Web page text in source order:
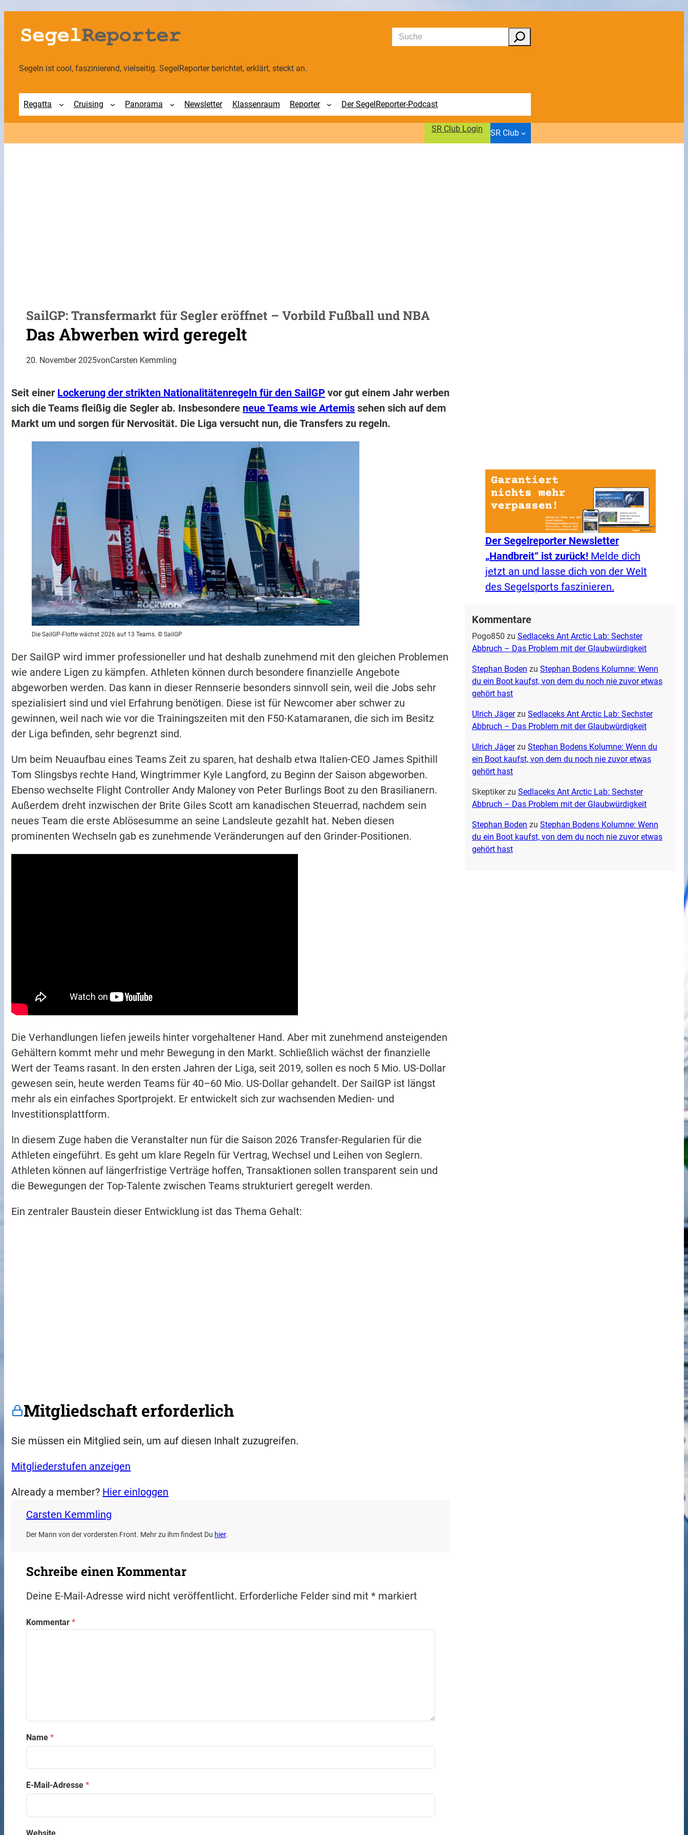
Zum
Inhalt
springen
Suchen
Segeln ist cool, faszinierend, vielseitig. SegelReporter berichtet, erklärt, steckt an.
Regatta Cruising Panorama Newsletter Klassenraum Reporter Der SegelReporter-Podcast
SR Club Login SR Club
SailGP: Transfermarkt für Segler eröffnet – Vorbild Fußball und NBA
Das Abwerben wird geregelt
20. November 2025vonCarsten Kemmling
Seit einer Lockerung der strikten Nationalitätenregeln für den SailGP vor gut einem Jahr werben
sich die Teams fleißig die Segler ab. Insbesondere neue Teams wie Artemis sehen sich auf dem
Markt um und sorgen für Nervosität. Die Liga versucht nun, die Transfers zu regeln.
Die SailGP-Flotte wächst 2026 auf 13 Teams. © SailGP
Der SailGP wird immer professioneller und hat deshalb zunehmend mit den gleichen Problemen
wie andere Ligen zu kämpfen. Athleten können durch besondere finanzielle Angebote
abgeworben werden. Das kann in dieser Rennserie besonders sinnvoll sein, weil die Jobs sehr
spezialisiert sind und viel Erfahrung benötigen. Diese ist für Newcomer aber schwer zu
gewinnen, weil nach wie vor die Trainingszeiten mit den F50-Katamaranen, die sich im Besitz
der Liga befinden, sehr begrenzt sind.
Um beim Neuaufbau eines Teams Zeit zu sparen, hat deshalb etwa Italien-CEO James Spithill
Tom Slingsbys rechte Hand, Wingtrimmer Kyle Langford, zu Beginn der Saison abgeworben.
Ebenso wechselte Flight Controller Andy Maloney von Peter Burlings Boot zu den Brasilianern.
Außerdem dreht inzwischen der Brite Giles Scott am kanadischen Steuerrad, nachdem sein
neues Team die erste Ablösesumme an seine Landsleute gezahlt hat. Neben diesen
prominenten Wechseln gab es zunehmende Veränderungen auf den Grinder-Positionen.
Die Verhandlungen liefen jeweils hinter vorgehaltener Hand. Aber mit zunehmend ansteigenden
Gehältern kommt mehr und mehr Bewegung in den Markt. Schließlich wächst der finanzielle
Wert der Teams rasant. In den ersten Jahren der Liga, seit 2019, sollen es noch 5 Mio. US-Dollar
gewesen sein, heute werden Teams für 40–60 Mio. US-Dollar gehandelt. Der SailGP ist längst
mehr als ein einfaches Sportprojekt. Er entwickelt sich zur wachsenden Medien- und
Investitionsplattform.
In diesem Zuge haben die Veranstalter nun für die Saison 2026 Transfer-Regularien für die
Athleten eingeführt. Es geht um klare Regeln für Vertrag, Wechsel und Leihen von Seglern.
Athleten können auf längerfristige Verträge hoffen, Transaktionen sollen transparent sein und
die Bewegungen der Top-Talente zwischen Teams strukturiert geregelt werden.
Ein zentraler Baustein dieser Entwicklung ist das Thema Gehalt:
Mitgliedschaft erforderlich
Sie müssen ein Mitglied sein, um auf diesen Inhalt zuzugreifen.
Mitgliederstufen anzeigen
Already a member? Hier einloggen
Carsten Kemmling
Der Mann von der vordersten Front. Mehr zu ihm findest Du hier.
Schreibe einen Kommentar
Deine E-Mail-Adresse wird nicht veröffentlicht. Erforderliche Felder sind mit* markiert
Kommentar*
Name*
E-Mail-Adresse*
Der Segelreporter Newsletter
„Handbreit“ ist zurück!Melde dich
jetzt an und lasse dich von der Welt
des Segelsports faszinieren.
Kommentare
Pogo850 zu Sedlaceks Ant Arctic Lab: Sechster
Abbruch – Das Problem mit der Glaubwürdigkeit
Stephan Boden zu Stephan Bodens Kolumne: Wenn
du ein Boot kaufst, von dem du noch nie zuvor etwas
gehört hast
Ulrich Jägerzu Sedlaceks Ant Arctic Lab: Sechster
Abbruch – Das Problem mit der Glaubwürdigkeit
Ulrich Jägerzu Stephan Bodens Kolumne: Wenn du
ein Boot kaufst, von dem du noch nie zuvor etwas
gehört hast
Skeptikerzu Sedlaceks Ant Arctic Lab: Sechster
Abbruch – Das Problem mit der Glaubwürdigkeit
Stephan Boden zu Stephan Bodens Kolumne: Wenn
du ein Boot kaufst, von dem du noch nie zuvor etwas
gehört hast